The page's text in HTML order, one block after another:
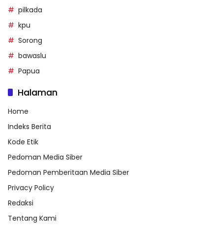
pilkada
kpu
Sorong
bawaslu
Papua
Halaman
Home
Indeks Berita
Kode Etik
Pedoman Media Siber
Pedoman Pemberitaan Media Siber
Privacy Policy
Redaksi
Tentang Kami